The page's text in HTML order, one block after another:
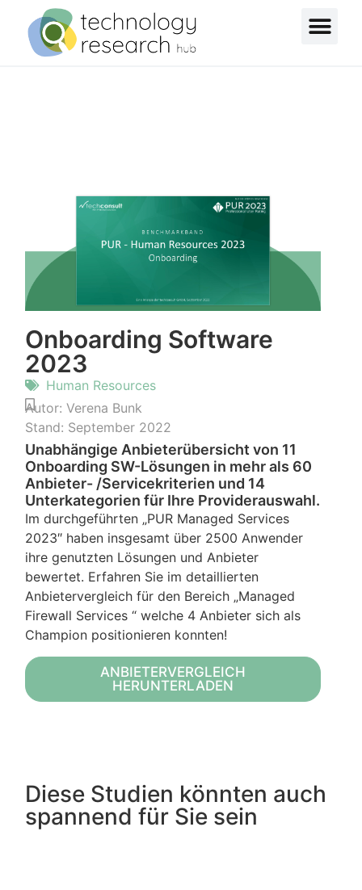
Onboarding Software
2023
Human Resources
Autor: Verena Bunk
Stand: September 2022
Unabhängige Anbieterübersicht von 11
Onboarding SW-Lösungen in mehr als 60
Anbieter- /Servicekriterien und 14
Unterkategorien für Ihre Providerauswahl.
Im durchgeführten „PUR Managed Services
2023″ haben insgesamt über 2500 Anwender
ihre genutzten Lösungen und Anbieter
bewertet. Erfahren Sie im detaillierten
Anbietervergleich für den Bereich „Managed
Firewall Services “ welche 4 Anbieter sich als
Champion positionieren konnten!
ANBIETERVERGLEICH
HERUNTERLADEN
Diese Studien könnten auch
spannend für Sie sein